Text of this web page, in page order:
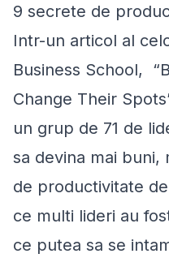
9 secrete de
Intr-un articol al
Business School,
Change Their
un grup de 71 de
sa devina mai buni,
de productivitate
ce multi lideri au
ce putea sa se